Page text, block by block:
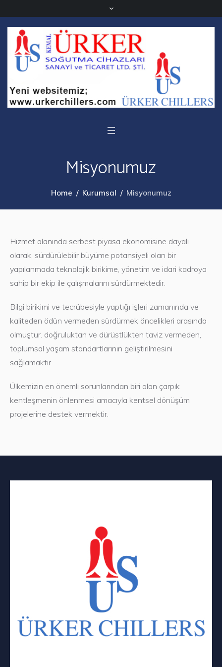
Misyonumuz
Home / Kurumsal / Misyonumuz
Hizmet alanında serbest piyasa ekonomisine dayalı
olarak, sürdürülebilir büyüme potansiyeli olan bir
yapılanmada teknolojik birikime, yönetim ve idari kadroya
sahip bir ekip ile çalışmalarını sürdürmektedir.
Bilgi birikimi ve tecrübesiyle yaptığı işleri zamanında ve
kaliteden ödün vermeden sürdürmek öncelikleri arasında
olmuştur. doğruluktan ve dürüstlükten taviz vermeden,
toplumsal yaşam standartlarının geliştirilmesini
sağlamaktır.
Ülkemizin en önemli sorunlarından biri olan çarpık
kentleşmenin önlenmesi amacıyla kentsel dönüşüm
projelerine destek vermektir.
Endüstriyel
her işi bir referans olarak
müşteri memnuniyetini ve
kalitesini ön planda tutan
teknolojik gelişmeleri
tüm çalışanlarına
için gerekli
台灣壯陽藥購買
想給52的老伴在床上的歡愉，由
能服用，安全有效，於是在網路上
購買了1盒100毫克的威而鋼。